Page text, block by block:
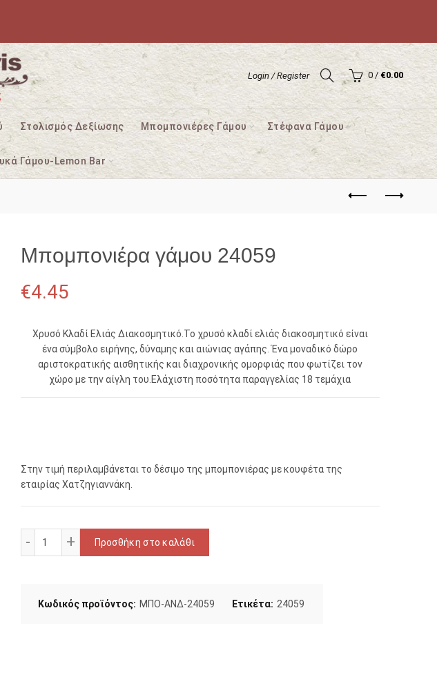
Login / Register 0 / €0.00
Στολισμός Δεξίωσης Μπομπονιέρες Γάμου Στέφανα Γάμου
Γάμου-Lemon Bar
Μπομπονιέρα γάμου 24059
€4.45
Χρυσό Κλαδί Ελιάς Διακοσμητικό.Το χρυσό κλαδί ελιάς διακοσμητικό είναι
ένα σύμβολο ειρήνης, δύναμης και αιώνιας αγάπης. Ένα μοναδικό δώρο
αριστοκρατικής αισθητικής και διαχρονικής ομορφιάς που φωτίζει τον
χώρο με την αίγλη του.Ελάχιστη ποσότητα παραγγελίας 18 τεμάχια
Στην τιμή περιλαμβάνεται το δέσιμο της μπομπονιέρας με κουφέτα της
εταιρίας Χατζηγιαννάκη.
Μπομπονιέρα γάμου 24059 ποσότητα
Προσθήκη στο καλάθι
Κωδικός προϊόντος: ΜΠΟ-ΑΝΔ-24059 Ετικέτα: 24059